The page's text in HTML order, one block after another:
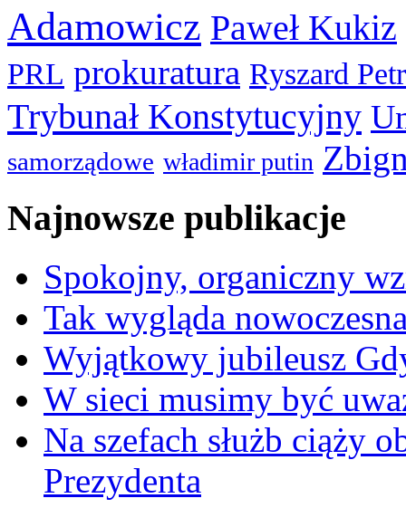
Adamowicz Paweł Kukiz
PRL prokuratura Ryszard
Trybunał Konstytucyjny
samorządowe władimir putin
Najnowsze publikacje
Spokojny, organiczny
Tak wygląda
Wyjątkowy jubileusz
W sieci musimy być
Na szefach służb ciąży
Prezydenta